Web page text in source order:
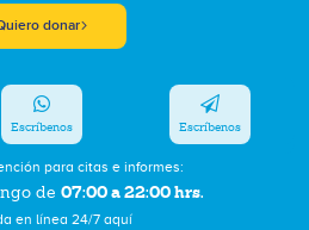
donar
para citas e informes:
de 07:00 a 22:00 hrs.
en línea 24/7 aquí
Escríbenos Escríbenos